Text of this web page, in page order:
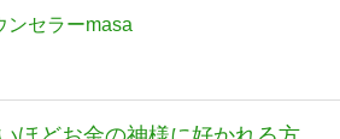
ンセラーmasa